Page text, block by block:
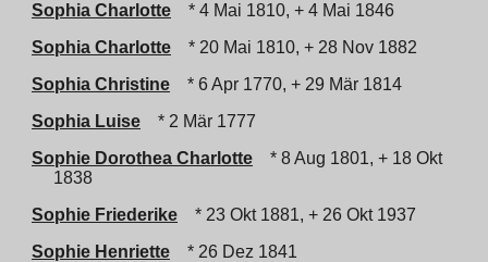
Sophia Charlotte
* 4 Mai 1810, + 4 Mai 1846
Sophia Charlotte
* 20 Mai 1810, + 28 Nov 1882
Sophia Christine
* 6 Apr 1770, + 29 Mär 1814
Sophia Luise
* 2 Mär 1777
Sophie Dorothea Charlotte
* 8 Aug 1801, + 18 Okt
1838
Sophie Friederike
* 23 Okt 1881, + 26 Okt 1937
Sophie Henriette
* 26 Dez 1841